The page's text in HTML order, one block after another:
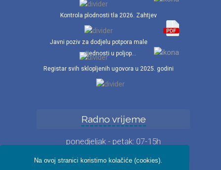
Na ovoj stranici koristimo kolačiće (cookies).
Kontrola plodnosti tla 2026. Zahtjev
Javni poziv za dodjelu potpora male
vrijednosti u poljop...
Registar svih sklopljenih ugovora u 2025. godini
Radno vrijeme
ponedjeljak - petak: 07-15h